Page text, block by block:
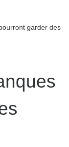
garder des